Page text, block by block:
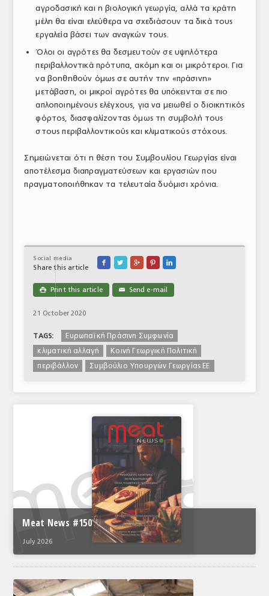
αγροδασική και η βιολογική γεωργία, αλλά τα κράτη
μέλη θα είναι ελεύθερα να σχεδιάσουν τα δικά τους
εργαλεία βάσει των αναγκών τους.
Όλοι οι αγρότες θα δεσμευτούν σε υψηλότερα
περιβαλλοντικά πρότυπα, ακόμη και οι μικρότεροι. Για
να βοηθηθούν όμως σε αυτήν την «πράσινη»
μετάβαση, οι μικροί αγρότες θα υπόκεινται σε πιο
απλοποιημένους ελέγχους, για να μειωθεί ο διοικητικός
φόρτος, διασφαλίζοντας όμως τη συμβολή τους
στους περιβαλλοντικούς και κλιματικούς στόχους.
Σημειώνεται ότι η θέση του Συμβουλίου Γεωργίας είναι
αποτέλεσμα διαπραγματεύσεων και εργασιών που
πραγματοποιήθηκαν τα τελευταία δυόμισι χρόνια.
Social media
Share this article
    
 Print this article ✉ Send e-mail
21 October 2020
TAGS:
Ευρωπαϊκή Πράσινη Συμφωνία
κλιματική αλλαγή
Κοινή Γεωργική Πολιτική
περιβάλλον
Συμβούλιο Υπουργών Γεωργίας ΕΕ
Meat News #150
July 2026